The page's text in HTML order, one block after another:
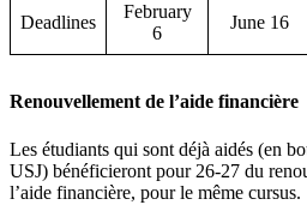
Deadlines
February
6
June 16
Renouvellement de l’aide financière
Les étudiants qui sont déjà aidés (en
USJ) bénéficieront pour 26-27 du
l’aide financière, pour le même cursus.